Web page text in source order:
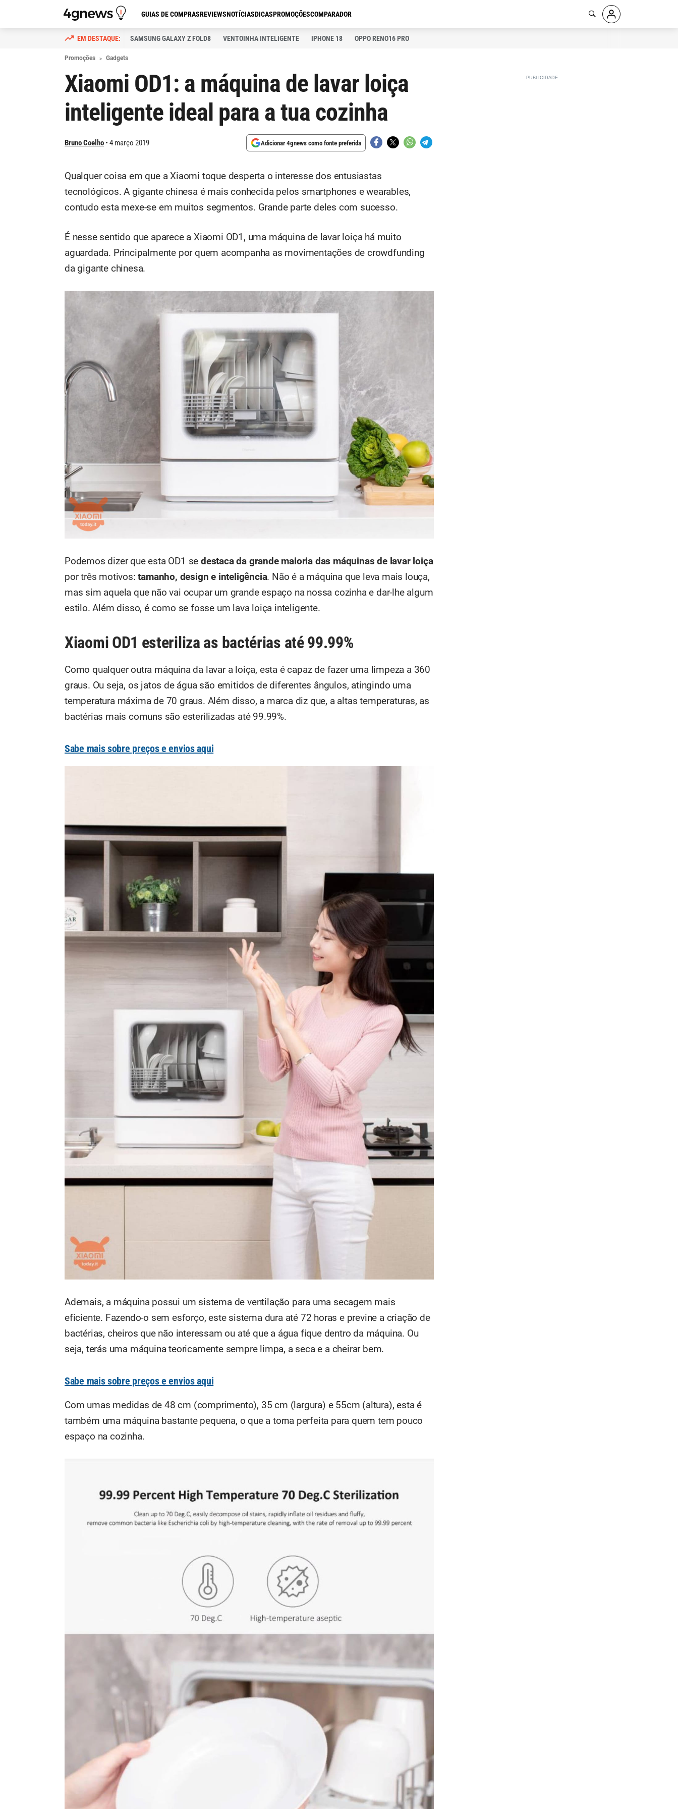
GUIAS DE COMPRASREVIEWSNOTÍCIASDICASPROMOÇÕESCOMPARADOR
SAMSUNG GALAXY Z FOLD8 VENTOINHA INTELIGENTE IPHONE 18 OPPO RENO16 PRO
Promoções Gadgets
Xiaomi OD1: a máquina de lavar loiça
inteligente ideal para a tua cozinha
Bruno Coelho 4 março 2019 Adicionar 4gnews como fonte preferida
Qualquer coisa em que a Xiaomi toque desperta o interesse dos entusiastas
tecnológicos. A gigante chinesa é mais conhecida pelos smartphones e wearables,
contudo esta mexe-se em muitos segmentos. Grande parte deles com sucesso.
É nesse sentido que aparece a Xiaomi OD1, uma máquina de lavar loiça há muito
aguardada. Principalmente por quem acompanha as movimentações de crowdfunding
da gigante chinesa.
Podemos dizer que esta OD1 se destaca da grande maioria das máquinas de lavar loiça
por três motivos: tamanho, design e inteligência. Não é a máquina que leva mais louça,
mas sim aquela que não vai ocupar um grande espaço na nossa cozinha e dar-lhe algum
estilo. Além disso, é como se fosse um lava loiça inteligente.
Xiaomi OD1 esteriliza as bactérias até 99.99%
Como qualquer outra máquina da lavar a loiça, esta é capaz de fazer uma limpeza a 360
graus. Ou seja, os jatos de água são emitidos de diferentes ângulos, atingindo uma
temperatura máxima de 70 graus. Além disso, a marca diz que, a altas temperaturas, as
bactérias mais comuns são esterilizadas até 99.99%.
Sabe mais sobre preços e envios aqui
Ademais, a máquina possui um sistema de ventilação para uma secagem mais
eficiente. Fazendo-o sem esforço, este sistema dura até 72 horas e previne a criação de
bactérias, cheiros que não interessam ou até que a água fique dentro da máquina. Ou
seja, terás uma máquina teoricamente sempre limpa, a seca e a cheirar bem.
Sabe mais sobre preços e envios aqui
Com umas medidas de 48 cm (comprimento), 35 cm (largura) e 55cm (altura), esta é
também uma máquina bastante pequena, o que a torna perfeita para quem tem pouco
espaço na cozinha.